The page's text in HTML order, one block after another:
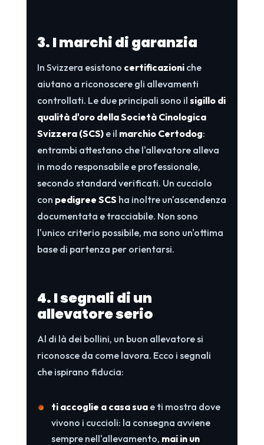
3. I marchi di garanzia
In Svizzera esistono certificazioniche
aiutano a riconoscere gli allevamenti
controllati. Le due principali sono il sigillo di
qualità d'oro della Società Cinologica
Svizzera (SCS)e il marchio Certodog:
entrambi attestano che l'allevatore alleva
in modo responsabile e professionale,
secondo standard verificati. Un cucciolo
con pedigree SCS ha inoltre un'ascendenza
documentata e tracciabile. Non sono
l'unico criterio possibile, ma sono un'ottima
base di partenza per orientarsi.
4. I segnali di un
allevatore serio
Al di là dei bollini, un buon allevatore si
riconosce da come lavora. Ecco i segnali
che ispirano fiducia:
ti accoglie a casa suae ti mostra dove
vivono i cuccioli: la consegna avviene
sempre nell'allevamento, mai in un